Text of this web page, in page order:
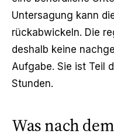
Untersagung kann
rückabwickeln. Die
deshalb keine
Aufgabe. Sie ist Teil
Stunden.
Was nach